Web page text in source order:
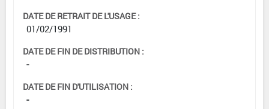
DATE DE RETRAIT DE L'USAGE :
01/02/1991
DATE DE FIN DE DISTRIBUTION :
-
DATE DE FIN D'UTILISATION :
-